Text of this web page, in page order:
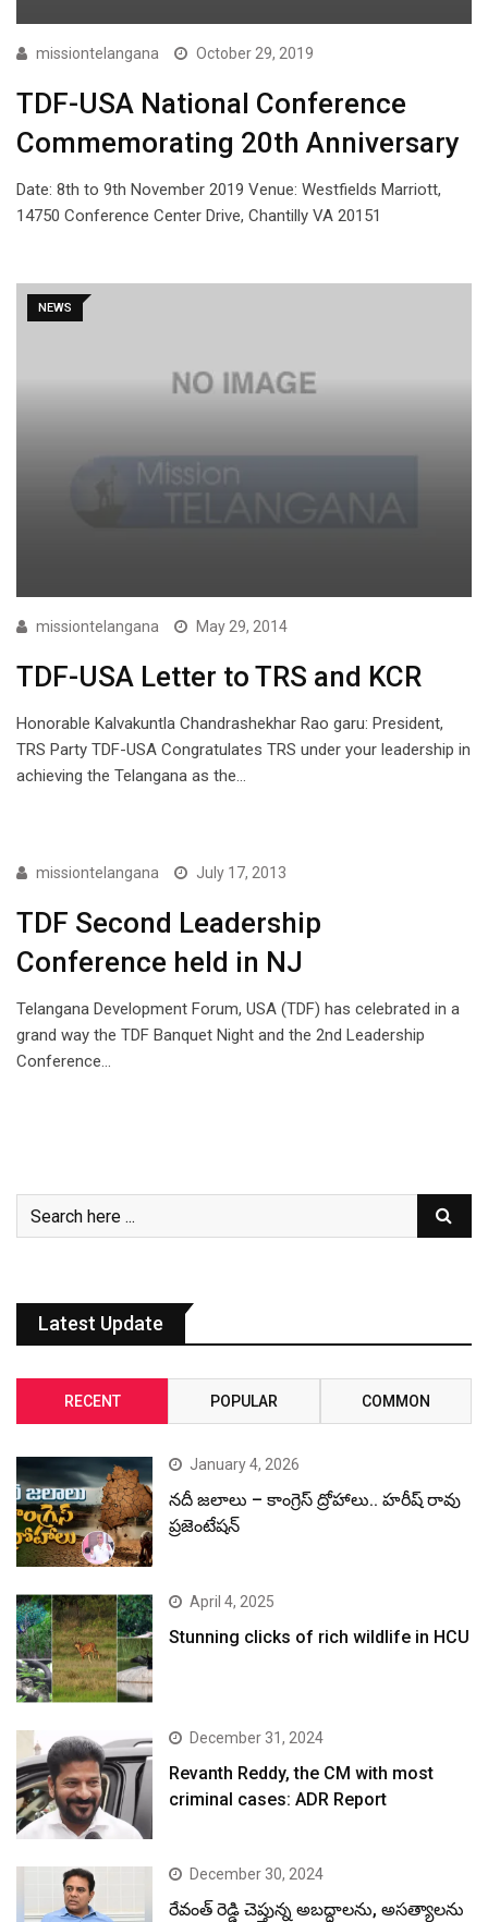
missiontelangana October 29, 2019
TDF-USA National Conference
Commemorating 20th Anniversary
Date: 8th to 9th November 2019 Venue: Westfields Marriott,
14750 Conference Center Drive, Chantilly VA 20151
NEWS
missiontelangana May 29, 2014
TDF-USA Letter to TRS and KCR
Honorable Kalvakuntla Chandrashekhar Rao garu: President,
TRS Party TDF-USA Congratulates TRS under your leadership in
achieving the Telangana as the…
COVER STORY
missiontelangana July 17, 2013
TDF Second Leadership
Conference held in NJ
Telangana Development Forum, USA (TDF) has celebrated in a
grand way the TDF Banquet Night and the 2nd Leadership
Conference…
Latest Update
RECENT POPULAR COMMON
January 4, 2026
నదీ జలాలు – కాంగ్రెస్ ద్రోహాలు.. హరీష్ రావు
ప్రజెంటేషన్
April 4, 2025
Stunning clicks of rich wildlife in HCU
December 31, 2024
Revanth Reddy, the CM with most
criminal cases: ADR Report
December 30, 2024
రేవంత్ రెడ్డి చెప్తున్న అబద్ధాలను, అసత్యాలను